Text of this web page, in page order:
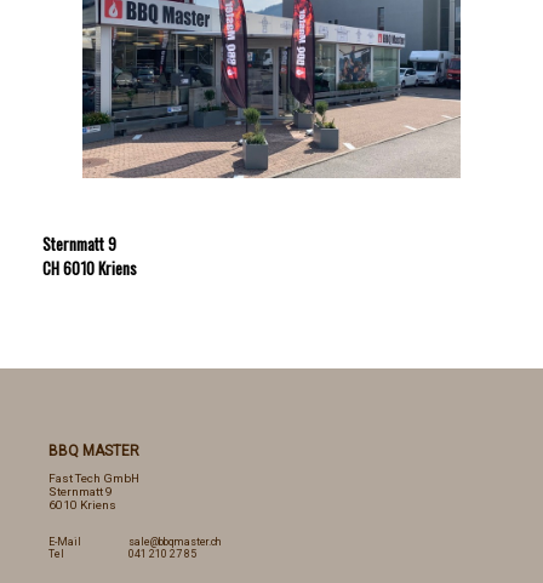
Sternmatt 9
CH 6010 Kriens
BBQ MASTER
Fast Tech GmbH
Sternmatt 9
6010 Kriens
E-Mail
sale@bbqmaster.ch
Tel
041 210 27 85